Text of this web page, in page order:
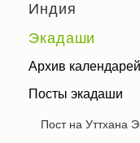
Индия
Экадаши
Архив календарей
Посты экадаши
Пост на Уттхана